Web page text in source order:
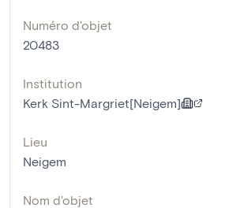
Numéro d'objet
20483
Institution
Kerk Sint-Margriet[Neigem]
Lieu
Neigem
Nom d'objet